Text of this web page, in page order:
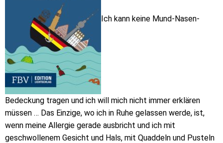
Ich kann keine Mund-Nasen-
Bedeckung tragen und ich will mich nicht immer erklären
müssen … Das Einzige, wo ich in Ruhe gelassen werde, ist,
wenn meine Allergie gerade ausbricht und ich mit
geschwollenem Gesicht und Hals, mit Quaddeln und Pusteln